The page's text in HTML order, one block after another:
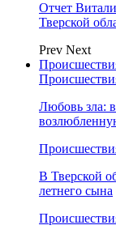
Отчет
Тверской
Prev Next
Любовь зла:
В Тверской
летнего сына